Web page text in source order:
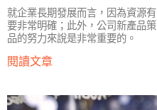
就企業長期發展而言，因為資源
要非常明確；此外，公司新產品
品的努力來說是非常重要的。
閱讀文章